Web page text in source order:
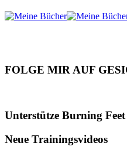
FOLGE MIR AUF
Unterstütze Burning Feet
Neue Trainingsvideos